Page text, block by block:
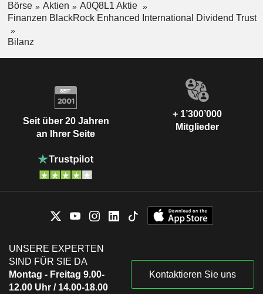
Börse Aktien
A0Q8L1 Aktie
Finanzen BlackRock Enhanced International Dividend Trust
Bilanz
Seit über 20 Jahren
an Ihrer Seite
+ 1’300’000
Mitglieder
UNSERE EXPERTEN
SIND FÜR SIE DA
Montag - Freitag 9.00-
12.00 Uhr / 14.00-18.00
Kontaktieren Sie uns